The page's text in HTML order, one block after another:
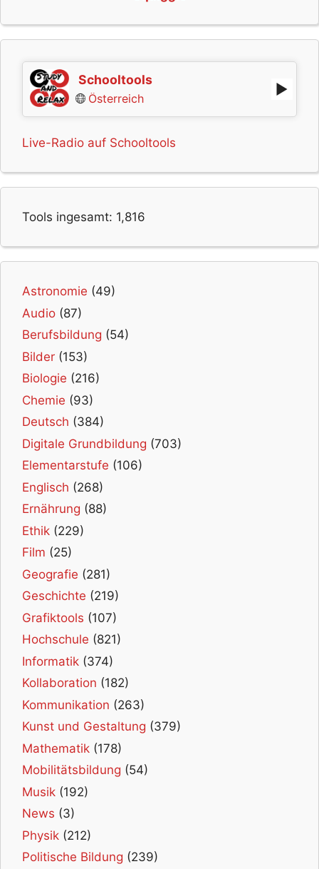
Schooltools
Österreich
Live-Radio auf Schooltools
Tools ingesamt: 1,816
Astronomie (49)
Audio (87)
Berufsbildung (54)
Bilder (153)
Biologie (216)
Chemie (93)
Deutsch (384)
Digitale Grundbildung (703)
Elementarstufe (106)
Englisch (268)
Ernährung (88)
Ethik (229)
Film (25)
Geografie (281)
Geschichte (219)
Grafiktools (107)
Hochschule (821)
Informatik (374)
Kollaboration (182)
Kommunikation (263)
Kunst und Gestaltung (379)
Mathematik (178)
Mobilitätsbildung (54)
Musik (192)
News (3)
Physik (212)
Politische Bildung (239)